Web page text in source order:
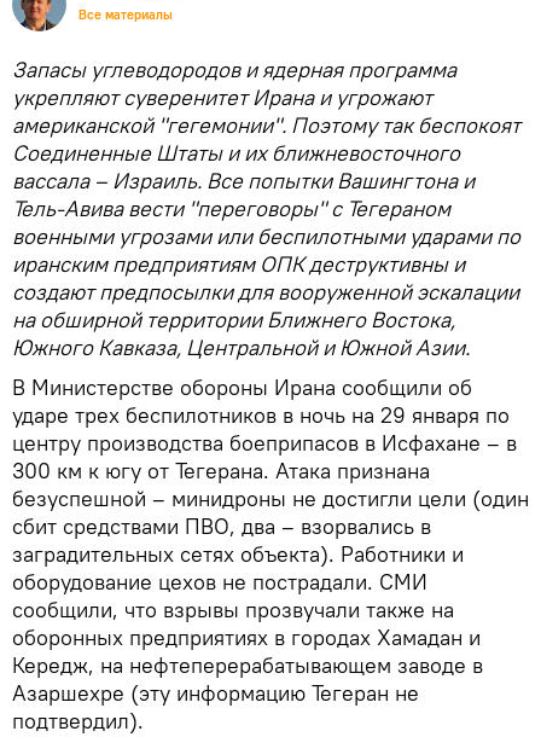
Все материалы
Запасы углеводородов и ядерная программа
укрепляют суверенитет Ирана и угрожают
американской "гегемонии". Поэтому так беспокоят
Соединенные Штаты и их ближневосточного
вассала – Израиль. Все попытки Вашингтона и
Тель-Авива вести "переговоры" с Тегераном
военными угрозами или беспилотными ударами по
иранским предприятиям ОПК деструктивны и
создают предпосылки для вооруженной эскалации
на обширной территории Ближнего Востока,
Южного Кавказа, Центральной и Южной Азии.
В Министерстве обороны Ирана сообщили об
ударе трех беспилотников в ночь на 29 января по
центру производства боеприпасов в Исфахане – в
300 км к югу от Тегерана. Атака признана
безуспешной – минидроны не достигли цели (один
сбит средствами ПВО, два – взорвались в
заградительных сетях объекта). Работники и
оборудование цехов не пострадали. СМИ
сообщили, что взрывы прозвучали также на
оборонных предприятиях в городах Хамадан и
Кередж, на нефтеперерабатывающем заводе в
Азаршехре (эту информацию Тегеран не
подтвердил).